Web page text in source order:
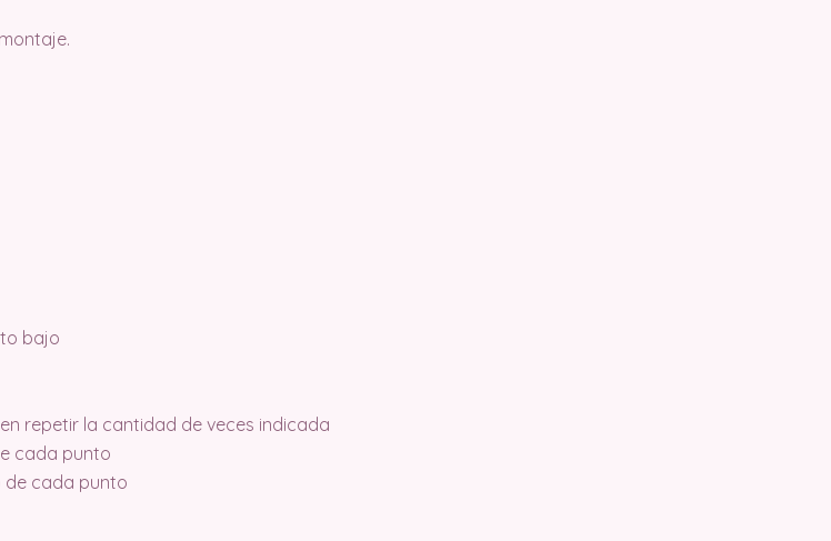
bajo
repetir la cantidad de veces indicada
cada punto
de cada punto